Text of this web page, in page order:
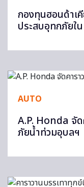
กองทุนฮอนด้าเ
ประสบอุทกภัยใ
AUTO
A.P. Honda จัด
ภัยน้ำท่วมอุบลฯ